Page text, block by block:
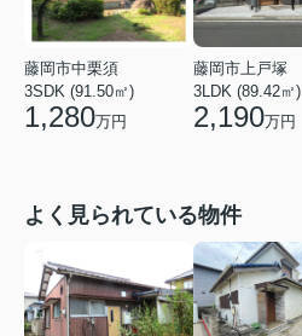
藤岡市中栗須
3SDK (91.50㎡)
1,280万円
藤岡市上戸塚
3LDK (89.42㎡)
2,190万円
よく見られている物件